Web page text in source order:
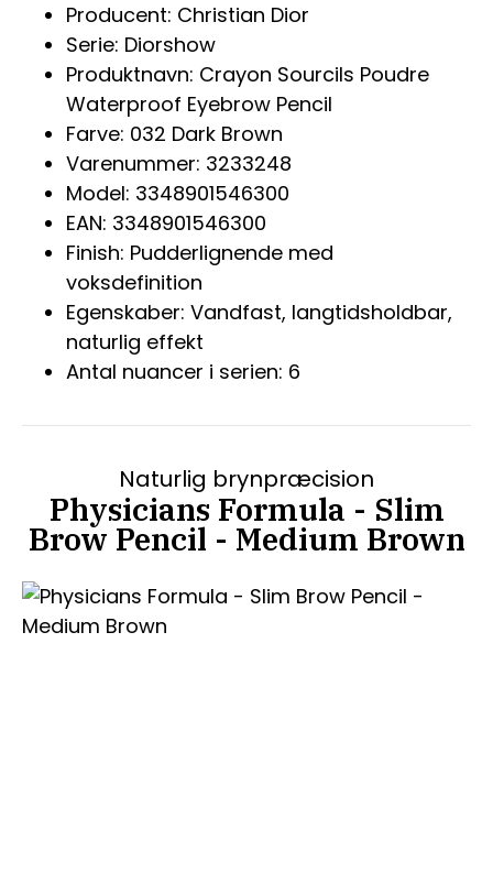
Producent: Christian Dior
Serie: Diorshow
Produktnavn: Crayon Sourcils Poudre
Waterproof Eyebrow Pencil
Farve: 032 Dark Brown
Varenummer: 3233248
Model: 3348901546300
EAN: 3348901546300
Finish: Pudderlignende med
voksdefinition
Egenskaber: Vandfast, langtidsholdbar,
naturlig effekt
Antal nuancer i serien: 6
Naturlig brynpræcision
Physicians Formula - Slim
Brow Pencil - Medium Brown